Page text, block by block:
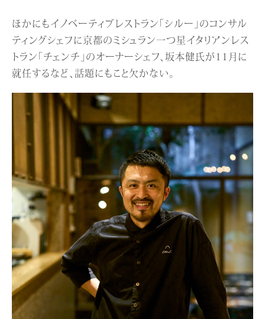
ほかにもイノベーティブレストラン「シルー」のコンサル
ティングシェフに京都のミシュラン一つ星イタリアンレス
トラン「チェンチ」のオーナーシェフ、坂本健氏が11月に
就任するなど、話題にもこと欠かない。